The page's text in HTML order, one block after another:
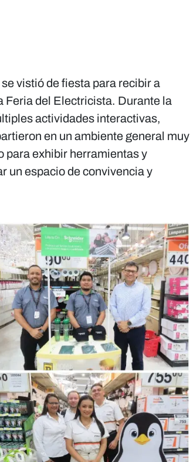
vistió de fiesta para recibir a
Feria del Electricista. Durante la
actividades interactivas,
en un ambiente general muy
para exhibir herramientas y
un espacio de convivencia y